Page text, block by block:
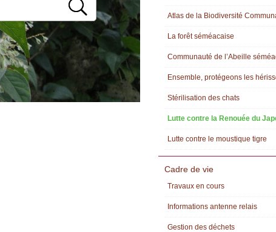
Atlas de la Biodiversité
La forêt séméacaise
Communauté de l’Abeille
Ensemble, protégeons les
Stérilisation des chats
Lutte contre la Renouée du
Lutte contre le moustique tigre
Cadre de vie
Travaux en cours
Informations antenne relais
Gestion des déchets